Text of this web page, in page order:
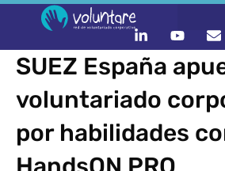
SUEZ España
voluntariado
por habilidades